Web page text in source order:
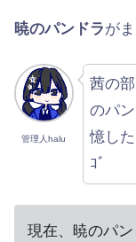
暁のパンドラが
管理人halu
茜の
のパ
憶し
ｺﾞ
現在、暁のパ